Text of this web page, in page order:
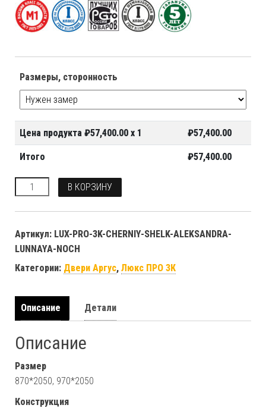
Размеры, сторонность
Цена продукта ₽57,400.00x 1 ₽57,400.00
Итого ₽57,400.00
Количество В КОРЗИНУ
Артикул: LUX-PRO-3K-CHERNIY-SHELK-ALEKSANDRA-
LUNNAYA-NOCH
Категории: Двери Аргус, Люкс ПРО 3К
Описание Детали
Описание
Размер
870*2050, 970*2050
Конструкция